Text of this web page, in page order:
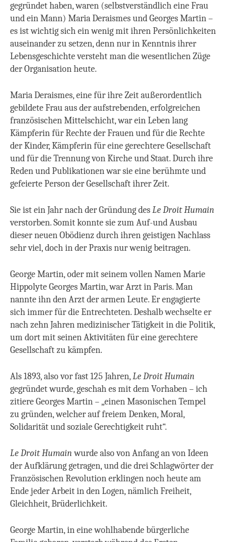
gegründet haben, waren (selbstverständlich eine Frau
und ein Mann) Maria Deraismes und Georges Martin –
es ist wichtig sich ein wenig mit ihren Persönlichkeiten
auseinander zu setzen, denn nur in Kenntnis ihrer
Lebensgeschichte versteht man die wesentlichen Züge
der Organisation heute.
Maria Deraismes, eine für ihre Zeit außerordentlich
gebildete Frau aus der aufstrebenden, erfolgreichen
französischen Mittelschicht, war ein Leben lang
Kämpferin für Rechte der Frauen und für die Rechte
der Kinder, Kämpferin für eine gerechtere Gesellschaft
und für die Trennung von Kirche und Staat. Durch ihre
Reden und Publikationen war sie eine berühmte und
gefeierte Person der Gesellschaft ihrer Zeit.
Sie ist ein Jahr nach der Gründung desLe Droit Humain
verstorben. Somit konnte sie zum Auf-und Ausbau
dieser neuen Obödienz durch ihren geistigen Nachlass
sehr viel, doch in der Praxis nur wenig beitragen.
George Martin, oder mit seinem vollen Namen Marie
Hippolyte Georges Martin, war Arzt in Paris. Man
nannte ihn den Arzt der armen Leute. Er engagierte
sich immer für die Entrechteten. Deshalb wechselte er
nach zehn Jahren medizinischer Tätigkeit in die Politik,
um dort mit seinen Aktivitäten für eine gerechtere
Gesellschaft zu kämpfen.
Als 1893, also vor fast 125 Jahren,Le Droit Humain
gegründet wurde, geschah es mit dem Vorhaben – ich
zitiere Georges Martin – „einen Masonischen Tempel
zu gründen, welcher auf freiem Denken, Moral,
Solidarität und soziale Gerechtigkeit ruht“.
Le Droit Humainwurde also von Anfang an von Ideen
der Aufklärung getragen, und die drei Schlagwörter der
Französischen Revolution erklingen noch heute am
Ende jeder Arbeit in den Logen, nämlich Freiheit,
Gleichheit, Brüderlichkeit.
George Martin, in eine wohlhabende bürgerliche